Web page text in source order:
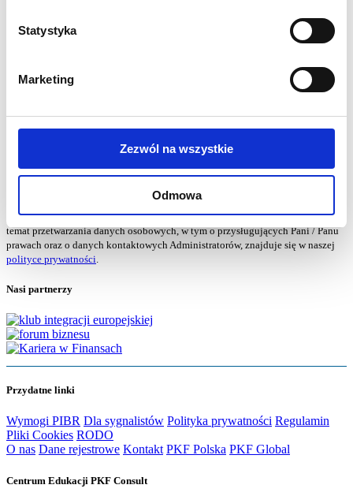
Statystyka
Marketing
Zezwól na wszystkie
Odmowa
Informacja o szkoleniach
Twój adres e-mail
ZAPISZ
Wypełnienie pola oznacza wyrażenie zgody na otrzymywanie komunikacji
marketingowej. Administratorem danych jest PKF Consult Sp. z o.o. Sp. k.
Musisz wyrazić zgodę
k. z siedzibą przy ul. Orzyckiej 6/1B, 02-695 Warszawa. Pani / Pana dane będą
przetwarzane w celu obsługi skierowanego zapytania. Więcej informacji na
temat przetwarzania danych osobowych, w tym o przysługujących Pani / Panu
prawach oraz o danych kontaktowych Administratorów, znajduje się w naszej
polityce prywatności
Nasi partnerzy
Przydatne linki
Wymogi PIBR Dla sygnalistów Polityka prywatności Regulamin
Pliki Cookies RODO
O nas Dane rejestrowe Kontakt PKF Polska PKF Global
Centrum Edukacji PKF Consult